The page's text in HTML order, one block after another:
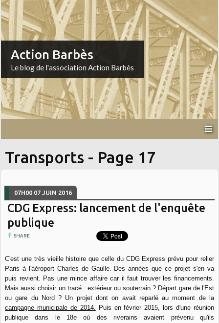
Action Barbès
Le blog de l'association Action Barbès
Transports - Page 17
07H00 07 JUIN 2016
CDG Express: lancement de l'enquête
publique
SHARE
C'est une très vieille histoire que celle du CDG Express prévu pour relier
Paris à l'aéroport Charles de Gaulle. Des années que ce projet s'en va
puis revient. Pas une mince affaire car il faut trouver les financements.
Mais aussi choisir un tracé : extérieur ou souterrain ? Départ gare de l'Est
ou gare du Nord ? Un projet dont on avait reparlé au moment de la
campagne municipale de 2014. Puis en février 2015, lors d'une réunion
publique dans le 18e où des riverains avaient prévenu qu'ils